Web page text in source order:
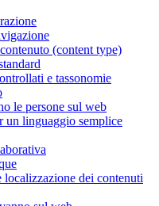
(content type)
e tassonomie
le persone sul web
un linguaggio semplice
localizzazione dei contenuti